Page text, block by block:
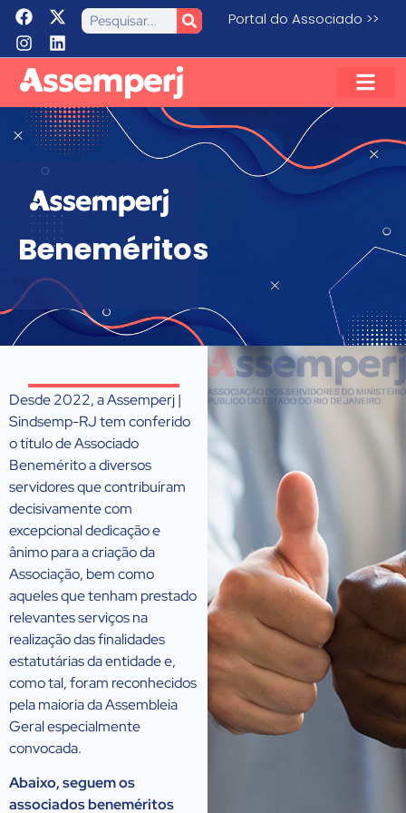
Portal do Associado >>
Beneméritos
Desde 2022, a Assemperj |
Sindsemp-RJ tem conferido
o título de Associado
Benemérito a diversos
servidores que contribuíram
decisivamente com
excepcional dedicação e
ânimo para a criação da
Associação, bem como
aqueles que tenham prestado
relevantes serviços na
realização das finalidades
estatutárias da entidade e,
como tal, foram reconhecidos
pela maioria da Assembleia
Geral especialmente
convocada.
Abaixo, seguem os
associados beneméritos